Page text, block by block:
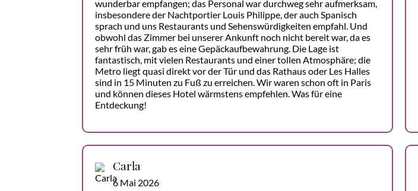
wunderbar empfangen; das Personal war durchweg sehr aufmerksam,
insbesondere der Nachtportier Louis Philippe, der auch Spanisch
sprach und uns Restaurants und Sehenswürdigkeiten empfahl. Und
obwohl das Zimmer bei unserer Ankunft noch nicht bereit war, da es
sehr früh war, gab es eine Gepäckaufbewahrung. Die Lage ist
fantastisch, mit vielen Restaurants und einer tollen Atmosphäre; die
Metro liegt quasi direkt vor der Tür und das Rathaus oder Les Halles
sind in 15 Minuten zu Fuß zu erreichen. Wir waren schon oft in Paris
und können dieses Hotel wärmstens empfehlen. Was für eine
Entdeckung!
Carla
6 Mai 2026